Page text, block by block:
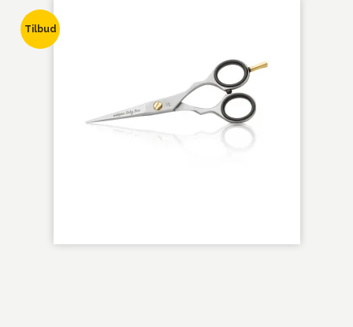
Tilbud